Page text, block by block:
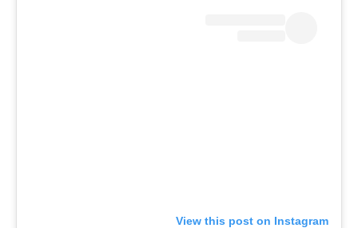
View this post on Instagram